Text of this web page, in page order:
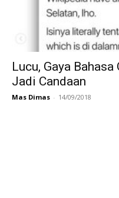
Lucu, Gaya
Jadi Candaan
Mas Dimas - 14/09/2018